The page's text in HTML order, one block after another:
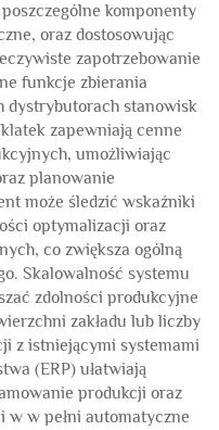
komponenty
oraz dostosowując
zapotrzebowanie
funkcje zbierania
dystrybutorach stanowisk
zapewniają cenne
umożliwiając
planowanie
może śledzić wskaźniki
optymalizacji oraz
co zwiększa ogólną
Skalowalność systemu
zdolności produkcyjne
zakładu lub liczby
z istniejącymi systemami
(ERP) ułatwiają
produkcji oraz
w pełni automatyczne